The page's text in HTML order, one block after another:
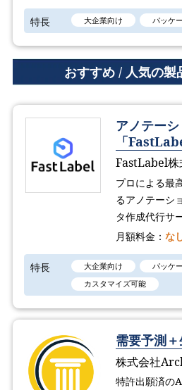
特長 大企業向け パッケ
おすすめ / 人気の製
アノテー
「
FastLabel株
プロによる最
るアノテーシ
タ作成代行サ
月額料金： な
特長 大企業向け
パッケ
カスタマイズ可能
需要予測
株式会社
特許出願済の